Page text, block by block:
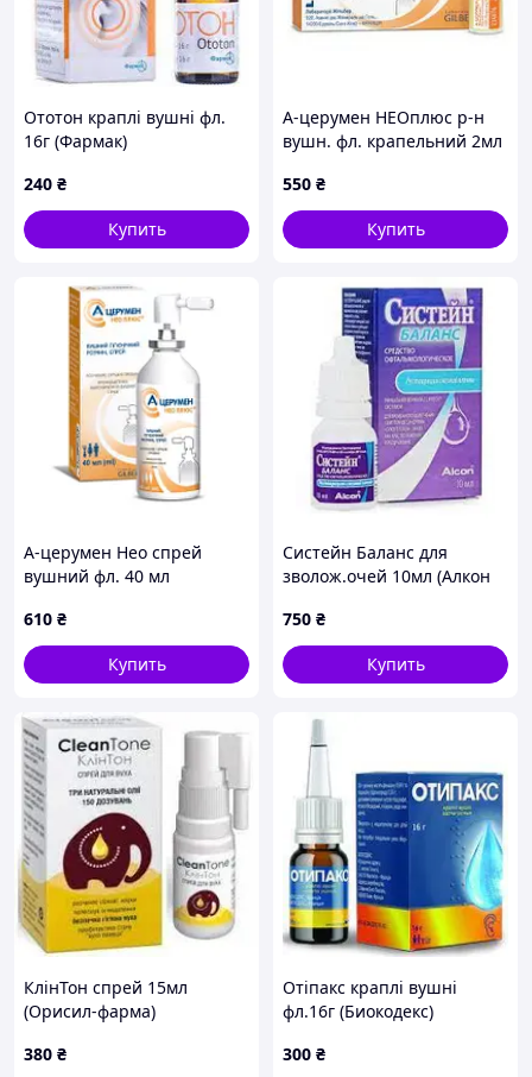
Ототон краплі вушні фл.
16г (Фармак)
240 ₴
Купить
А-церумен НЕОплюс р-н
вушн. фл. крапельний 2мл
550 ₴
Купить
А-церумен Нео спрей
вушний фл. 40 мл
610 ₴
Купить
Систейн Баланс для
зволож.очей 10мл (Алкон
750 ₴
Купить
КлінТон спрей 15мл
(Орисил-фарма)
380 ₴
Отіпакс краплі вушні
фл.16г (Биокодекс)
300 ₴